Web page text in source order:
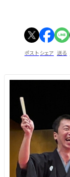
ポスト シェア 送る